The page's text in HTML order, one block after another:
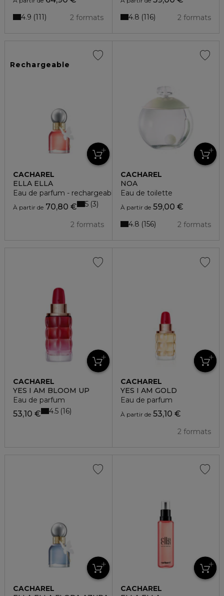
2 formats
4.9 111 2 formats
4.8 116
Rechargeable
CACHAREL
ELLA ELLA
Eau de parfum - rechargeable
À partir de 70,80 €
2 formats
5 3
CACHAREL
NOA
Eau de toilette
À partir de59,00 €
2 formats
4.8 156
CACHAREL
YES I AM BLOOM UP
Eau de parfum
53,10 € 4.5 16
CACHAREL
YES I AM GOLD
Eau de parfum
À partir de53,10 €
2 formats
CACHAREL
CACHAREL